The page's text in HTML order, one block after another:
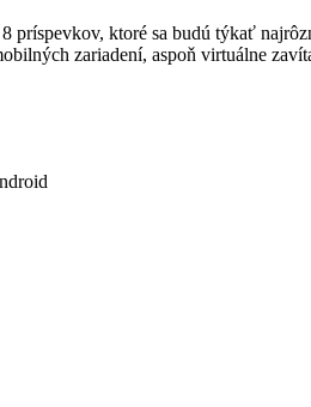
ktoré sa budú týkať
zariadení, aspoň virtuálne